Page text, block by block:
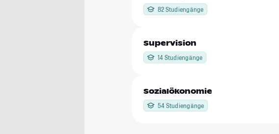
82 Studiengänge
Supervision
14 Studiengänge
Sozialökonomie
54 Studiengänge